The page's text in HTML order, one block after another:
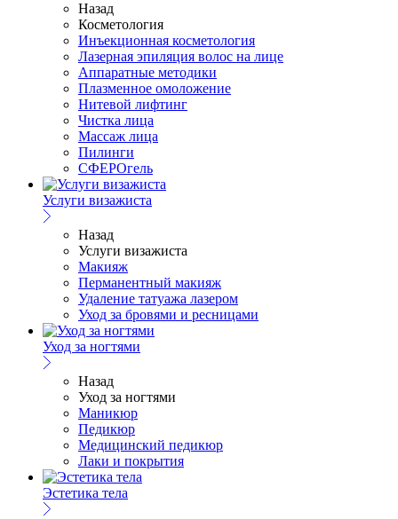
Назад
Косметология
Инъекционная косметология
Лазерная эпиляция волос на лице
Аппаратные методики
Плазменное омоложение
Нитевой лифтинг
Чистка лица
Массаж лица
Пилинги
СФЕРОгель
Услуги визажиста
Назад
Услуги визажиста
Макияж
Перманентный макияж
Удаление татуажа лазером
Уход за бровями и ресницами
Уход за ногтями
Назад
Уход за ногтями
Маникюр
Педикюр
Медицинский педикюр
Лаки и покрытия
Эстетика тела